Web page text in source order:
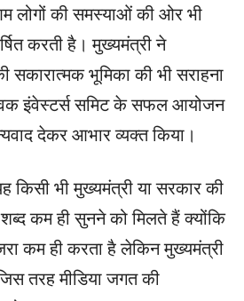
लोगों की समस्याओं की ओर भी
करती है। मुख्यमंत्री ने
सकारात्मक भूमिका की भी सराहना
इंवेस्टर्स समिट के सफल आयोजन
देकर आभार व्यक्त किया।
किसी भी मुख्यमंत्री या सरकार की
कम ही सुनने को मिलते हैं क्योंकि
कम ही करता है लेकिन मुख्यमंत्री
जिस तरह मीडिया जगत की